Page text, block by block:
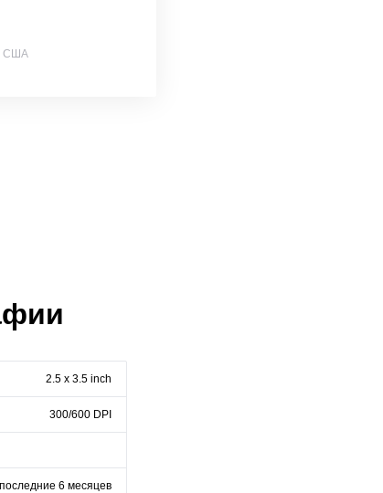
США
2.5 x 3.5 inch
300/600 DPI
6 месяцев